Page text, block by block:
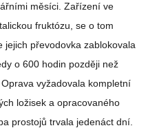
měsíci. Zařízení ve
fruktózu, se o tom
jejich převodovka zablokovala
o 600 hodin později než
vyžadovala kompletní
ložisek a opracovaného
prostojů trvala jedenáct dní.